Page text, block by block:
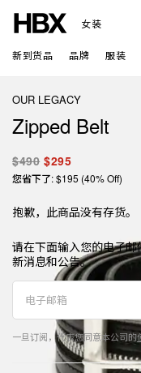
女装
新到货品 品牌 服装
OUR LEGACY
Zipped Belt
$490 $295
您省下了: $195 (40% Off)
抱歉，此商品没有存货。
请在下面输入您的电子
新消息和公告。
一旦订阅，代表您同意本公司的